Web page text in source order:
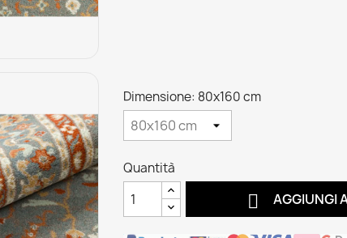
Dimensione: 80x160 cm
Quantità
 AGGIUNGI